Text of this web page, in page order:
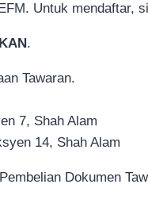
Untuk mendaftar,
.
Tawaran.
7, Shah Alam
14, Shah Alam
Dokumen